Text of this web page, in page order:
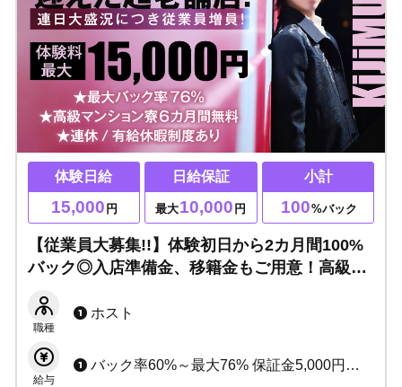
体験日給
15,000 円
日給保証
最大10,000 円
小計
100%バック
【従業員大募集!!】体験初日から2カ月間100%
バック◎入店準備金、移籍金もご用意！高級マ
ホストライフを充実させましょう！
職種
ホスト
給与
バック率60%～最大76% 保証金5,000円～10,000円